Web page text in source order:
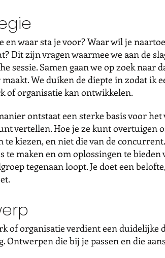
en waar sta je voor? Waar wil je
Dit zijn vragen waarmee we aan de
sessie. Samen gaan we op zoek naar
We duiken de diepte in zodat ik
of organisatie kan ontwikkelen.
ontstaat een sterke basis voor
vertellen. Hoe je ze kunt overtuigen
te kiezen, en niet die van de
te maken en om oplossingen te
tegenaan loopt. Je doet een
of organisatie verdient een duidelijke
Ontwerpen die bij je passen en die